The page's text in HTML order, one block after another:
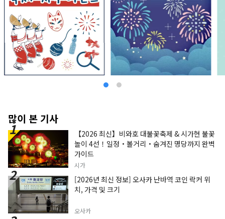
다. 또, 이 지역은 호도무나 가코춤 등의 향토 예능도
활발해, 옛부터 계승되어 온 전통을, 이벤트나 축제
로 체감할 수 있습니다. 【남부의 명소】 오후나토
시에는, 리아스식 해안의 변화가 풍부한 경관을 즐
길 수 있는 “바둑돌 해안”, 리쿠젠 타카다시에는, 쓰
나미 피해의 사실과 교훈을 발신하는 “동일본 대지
진 쓰나미 전승관”, 스미타마치에는, 국내 최대급
의 동굴내 폭포를 가진 종유동의 '폭포관동' 등 이 지
역 특유의 자연·문화를 느낄 수 있는 장소가 많이 있
많이 본 기사
【2026 최신】비와호 대불꽃축제 & 시가현 불꽃
놀이 4선！일정・볼거리・숨겨진 명당까지 완벽
가이드
시가
[2026년 최신 정보] 오사카 난바역 코인 락커 위
치, 가격 및 크기
오사카